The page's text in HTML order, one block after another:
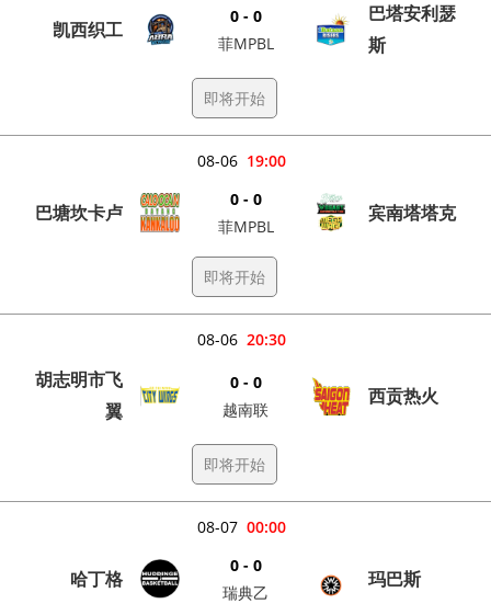
凯西织工
0 - 0
菲MPBL
巴塔安利瑟
斯
即将开始
19:00
08-06
巴塘坎卡卢
0 - 0
菲MPBL
宾南塔塔克
即将开始
20:30
08-06
胡志明市飞
翼
0 - 0
越南联
西贡热火
即将开始
00:00
08-07
哈丁格
0 - 0
瑞典乙
玛巴斯